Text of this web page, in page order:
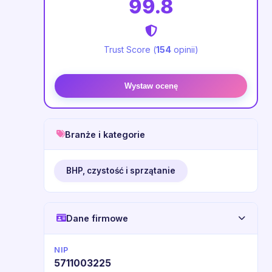
99.8
Trust Score (154opinii)
Wystaw ocenę
Branże i kategorie
BHP, czystość i sprzątanie
Dane firmowe
NIP
5711003225